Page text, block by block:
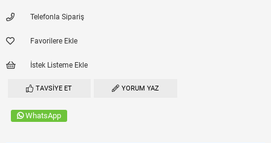
Telefonla Sipariş
Favorilere Ekle
İstek Listeme Ekle
TAVSIYE ET YORUM YAZ
WhatsApp